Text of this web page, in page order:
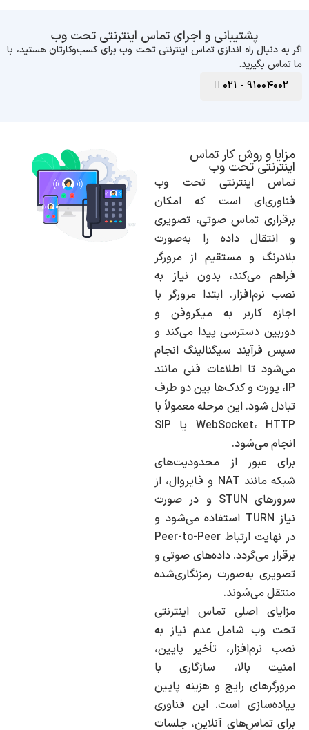
پشتیبانی و اجرای تماس اینترنتی تحت وب
اگر به دنبال راه اندازی تماس اینترنتی تحت وب برای کسب‌وکارتان هستید، با
ما تماس بگیرید.
91004002 - 021
مزایا و روش کار تماس
اینترنتی تحت وب
تماس اینترنتی تحت وب
فناوری‌ای است که امکان
برقراری تماس صوتی، تصویری
و انتقال داده را به‌صورت
بلادرنگ و مستقیم از مرورگر
فراهم می‌کند، بدون نیاز به
نصب نرم‌افزار. ابتدا مرورگر با
اجازه کاربر به میکروفن و
دوربین دسترسی پیدا می‌کند و
سپس فرآیند سیگنالینگ انجام
می‌شود تا اطلاعات فنی مانند
IP، پورت و کدک‌ها بین دو طرف
تبادل شود. این مرحله معمولاً با
WebSocket، HTTP یا SIP
انجام می‌شود.
برای عبور از محدودیت‌های
شبکه مانند NAT و فایروال، از
سرورهای STUN و در صورت
نیاز TURN استفاده می‌شود و
در نهایت ارتباط Peer-to-Peer
برقرار می‌گردد. داده‌های صوتی و
تصویری به‌صورت رمزنگاری‌شده
منتقل می‌شوند.
مزایای اصلی تماس اینترنتی
تحت وب شامل عدم نیاز به
نصب نرم‌افزار، تأخیر پایین،
امنیت بالا، سازگاری با
مرورگرهای رایج و هزینه پایین
پیاده‌سازی است. این فناوری
برای تماس‌های آنلاین، جلسات